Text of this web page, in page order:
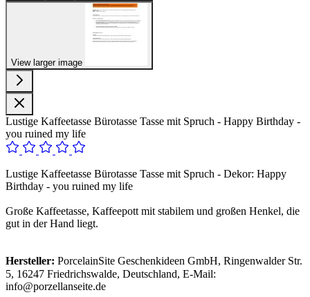
View larger image
Lustige Kaffeetasse Bürotasse Tasse mit Spruch - Happy Birthday -
you ruined my life
Lustige Kaffeetasse Bürotasse Tasse mit Spruch - Dekor: Happy
Birthday - you ruined my life
Große Kaffeetasse, Kaffeepott mit stabilem und großen Henkel, die
gut in der Hand liegt.
Hersteller: PorcelainSite Geschenkideen GmbH, Ringenwalder Str.
5, 16247 Friedrichswalde, Deutschland, E-Mail:
info@porzellanseite.de